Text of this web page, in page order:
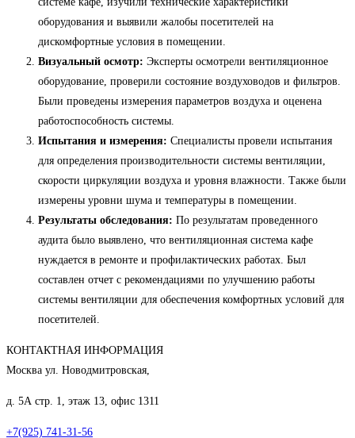
оборудования и выявили жалобы посетителей на
дискомфортные условия в помещении.
Визуальный осмотр: Эксперты осмотрели вентиляционное
оборудование, проверили состояние воздуховодов и фильтров.
Были проведены измерения параметров воздуха и оценена
работоспособность системы.
Испытания и измерения: Специалисты провели испытания
для определения производительности системы вентиляции,
скорости циркуляции воздуха и уровня влажности. Также были
измерены уровни шума и температуры в помещении.
Результаты обследования: По результатам проведенного
аудита было выявлено, что вентиляционная система кафе
нуждается в ремонте и профилактических работах. Был
составлен отчет с рекомендациями по улучшению работы
системы вентиляции для обеспечения комфортных условий для
посетителей.
КОНТАКТНАЯ ИНФОРМАЦИЯ
Москва ул. Новодмитровская,
д. 5А стр. 1, этаж 13, офис 1311
+7(925) 741-31-56